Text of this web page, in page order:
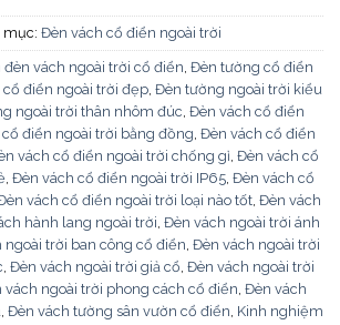
mục: Đèn vách cổ điển ngoài trời
đèn vách ngoài trời cổ điển Đèn tường cổ điển
điển ngoài trời đẹp Đèn tường ngoài trời kiểu
ngoài trời thân nhôm đúc Đèn vách cổ điển
điển ngoài trời bằng đồng Đèn vách cổ điển
vách cổ điển ngoài trời chống gỉ Đèn vách cổ
Đèn vách cổ điển ngoài trời IP65 Đèn vách cổ
vách cổ điển ngoài trời loại nào tốt, Đèn vách
hành lang ngoài trời Đèn vách ngoài trời ánh
ngoài trời ban công cổ điển Đèn vách ngoài trời
Đèn vách ngoài trời giả cổ Đèn vách ngoài trời
vách ngoài trời phong cách cổ điển Đèn vách
Đèn vách tường sân vườn cổ điển Kinh nghiệm